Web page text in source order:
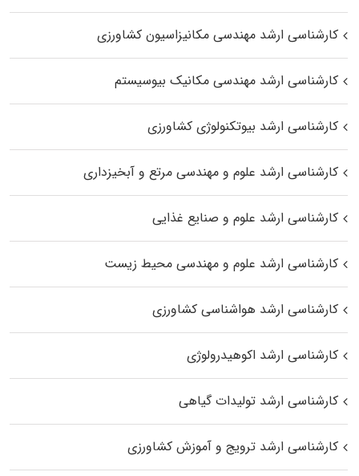
کارشناسی ارشد مهندسی مکانیزاسیون کشاورزی
کارشناسی ارشد مهندسی مکانیک بیوسیستم
کارشناسی ارشد بیوتکنولوژی کشاورزی
کارشناسی ارشد علوم و مهندسی مرتع و آبخیزداری
کارشناسی ارشد علوم و صنایع غذایی
کارشناسی ارشد علوم و مهندسی محیط زیست
کارشناسی ارشد هواشناسی کشاورزی
کارشناسی ارشد اکوهیدرولوژی
کارشناسی ارشد تولیدات گیاهی
کارشناسی ارشد ترویج و آموزش کشاورزی